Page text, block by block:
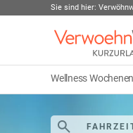
Sie sind hier:
Wellness